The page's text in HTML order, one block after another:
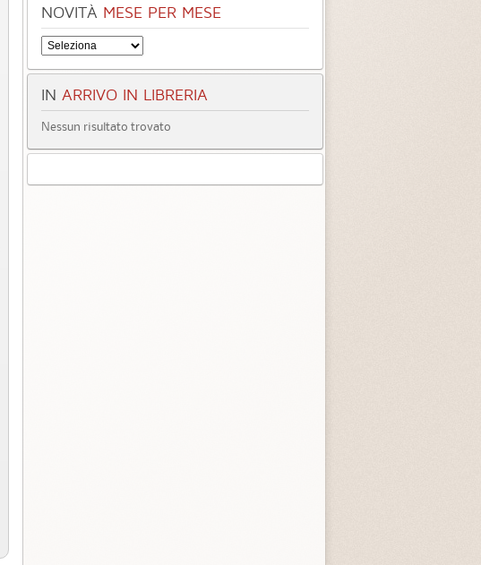
NOVITÀ MESE PER MESE
IN ARRIVO IN LIBRERIA
Nessun risultato trovato